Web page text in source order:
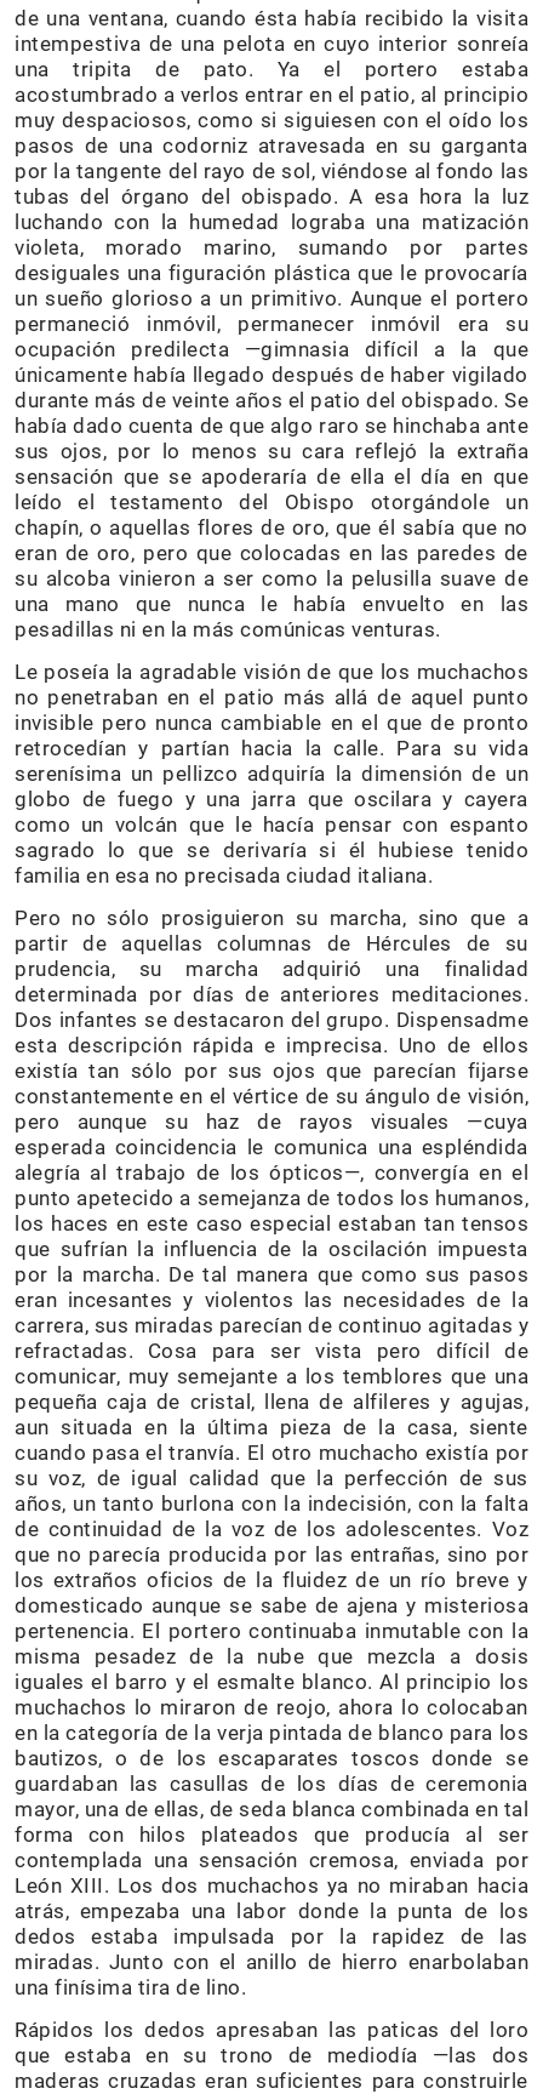
de una ventana, cuando ésta había recibido la visita
intempestiva de una pelota en cuyo interior sonreía
una tripita de pato. Ya el portero estaba
acostumbrado a verlos entrar en el patio, al principio
muy despaciosos, como si siguiesen con el oído los
pasos de una codorniz atravesada en su garganta
por la tangente del rayo de sol, viéndose al fondo las
tubas del órgano del obispado. A esa hora la luz
luchando con la humedad lograba una matización
violeta, morado marino, sumando por partes
desiguales una figuración plástica que le provocaría
un sueño glorioso a un primitivo. Aunque el portero
permaneció inmóvil, permanecer inmóvil era su
ocupación predilecta —gimnasia difícil a la que
únicamente había llegado después de haber vigilado
durante más de veinte años el patio del obispado. Se
había dado cuenta de que algo raro se hinchaba ante
sus ojos, por lo menos su cara reflejó la extraña
sensación que se apoderaría de ella el día en que
leído el testamento del Obispo otorgándole un
chapín, o aquellas flores de oro, que él sabía que no
eran de oro, pero que colocadas en las paredes de
su alcoba vinieron a ser como la pelusilla suave de
una mano que nunca le había envuelto en las
pesadillas ni en la más comúnicas venturas.
Le poseía la agradable visión de que los muchachos
no penetraban en el patio más allá de aquel punto
invisible pero nunca cambiable en el que de pronto
retrocedían y partían hacia la calle. Para su vida
serenísima un pellizco adquiría la dimensión de un
globo de fuego y una jarra que oscilara y cayera
como un volcán que le hacía pensar con espanto
sagrado lo que se derivaría si él hubiese tenido
familia en esa no precisada ciudad italiana.
Pero no sólo prosiguieron su marcha, sino que a
partir de aquellas columnas de Hércules de su
prudencia, su marcha adquirió una finalidad
determinada por días de anteriores meditaciones.
Dos infantes se destacaron del grupo. Dispensadme
esta descripción rápida e imprecisa. Uno de ellos
existía tan sólo por sus ojos que parecían fijarse
constantemente en el vértice de su ángulo de visión,
pero aunque su haz de rayos visuales —cuya
esperada coincidencia le comunica una espléndida
alegría al trabajo de los ópticos—, convergía en el
punto apetecido a semejanza de todos los humanos,
los haces en este caso especial estaban tan tensos
que sufrían la influencia de la oscilación impuesta
por la marcha. De tal manera que como sus pasos
eran incesantes y violentos las necesidades de la
carrera, sus miradas parecían de continuo agitadas y
refractadas. Cosa para ser vista pero difícil de
comunicar, muy semejante a los temblores que una
pequeña caja de cristal, llena de alfileres y agujas,
aun situada en la última pieza de la casa, siente
cuando pasa el tranvía. El otro muchacho existía por
su voz, de igual calidad que la perfección de sus
años, un tanto burlona con la indecisión, con la falta
de continuidad de la voz de los adolescentes. Voz
que no parecía producida por las entrañas, sino por
los extraños oficios de la fluidez de un río breve y
domesticado aunque se sabe de ajena y misteriosa
pertenencia. El portero continuaba inmutable con la
misma pesadez de la nube que mezcla a dosis
iguales el barro y el esmalte blanco. Al principio los
muchachos lo miraron de reojo, ahora lo colocaban
en la categoría de la verja pintada de blanco para los
bautizos, o de los escaparates toscos donde se
guardaban las casullas de los días de ceremonia
mayor, una de ellas, de seda blanca combinada en tal
forma con hilos plateados que producía al ser
contemplada una sensación cremosa, enviada por
León XIII. Los dos muchachos ya no miraban hacia
atrás, empezaba una labor donde la punta de los
dedos estaba impulsada por la rapidez de las
miradas. Junto con el anillo de hierro enarbolaban
una finísima tira de lino.
Rápidos los dedos apresaban las paticas del loro
que estaba en su trono de mediodía —las dos
maderas cruzadas eran suficientes para construirle